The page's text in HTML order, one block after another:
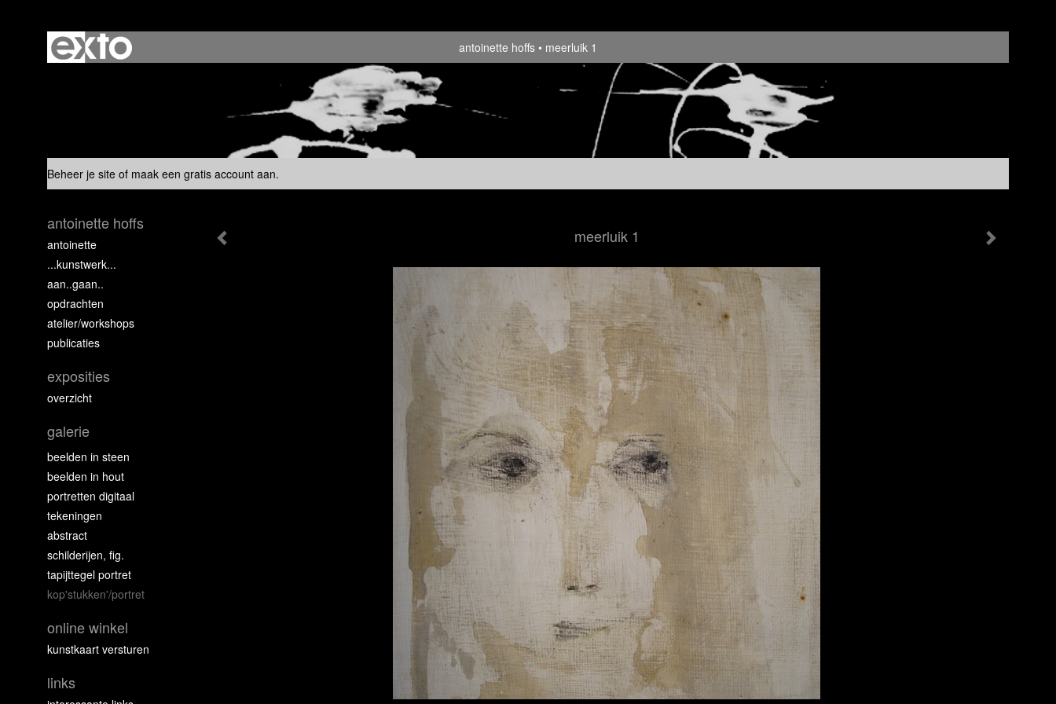
antoinette hoffs meerluik 1
Beheer je site of maak een gratis account aan.
meerluik 1
antoinette hoffs
antoinette
...kunstwerk...
aan..gaan..
opdrachten
atelier/workshops
publicaties
exposities
overzicht
galerie
beelden in steen
beelden in hout
portretten digitaal
tekeningen
abstract
schilderijen, fig.
tapijttegel portret
kop'stukken'/portret
online winkel
kunstkaart versturen
links